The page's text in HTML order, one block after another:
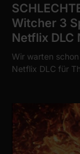
Witcher 3
Netflix DLC
Wir warten
Netflix DLC für